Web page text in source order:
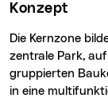
Konzept
Die Kernzone bildet inmitten des neuen Stadtteils der
zentrale Park,
gruppierten
in eine